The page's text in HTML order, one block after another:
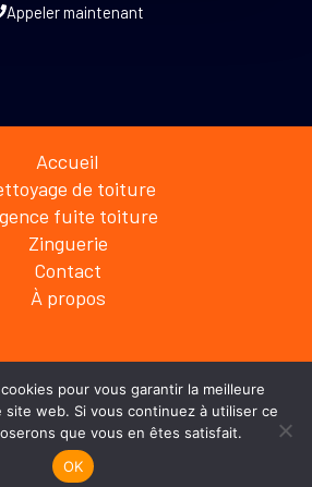
Appeler maintenant
Appeler
06 67 85 80 64
Accueil
de toiture
fuite toiture
Zinguerie
Contact
À propos
2026 donnercouverture.com
by donnercouverture.com
pour vous garantir la meilleure
web. Si vous continuez à utiliser ce
que vous en êtes satisfait.
OK